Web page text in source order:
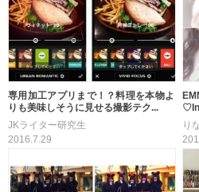
専用加工アプリまで！？料理を本物よ
りも美味しそうに見せる撮影テク...
JKライター研究生
2016.7.29
り